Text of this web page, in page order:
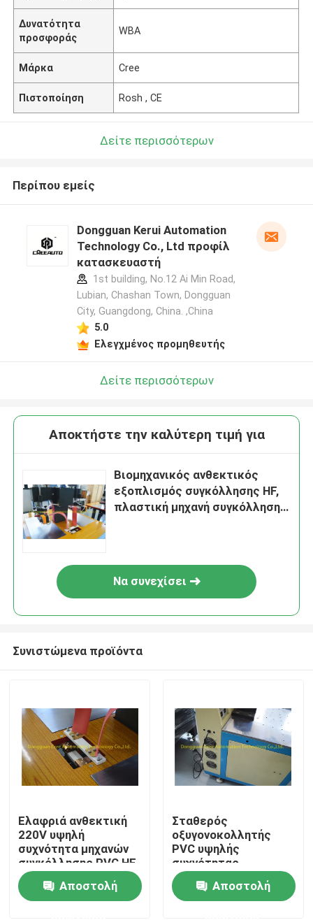
Σπίτι
Προϊόντα
Δυνατότητα
προσφοράς
WBA
Μάρκα Cree
Πιστοποίηση Rosh , CE
Δείτε περισσότερων
Περίπου εμείς
Dongguan Kerui Automation
Technology Co., Ltd προφίλ
κατασκευαστή
1st building, No.12 Ai Min Road,
Lubian, Chashan Town, Dongguan
City, Guangdong, China. ,China
5.0
Ελεγχμένος προμηθευτής
Δείτε περισσότερων
Αποκτήστε την καλύτερη τιμή για
Βιομηχανικός ανθεκτικός
εξοπλισμός συγκόλλησης HF,
πλαστική μηχανή συγκόλλησης
Να συνεχίσει
Συνιστώμενα προϊόντα
Ελαφριά ανθεκτική
220V υψηλή
συχνότητα μηχανών
συγκόλλησης PVC HF
Αποστολή
Σταθερός
οξυγονοκολλητής
PVC υψηλής
συχνότητας
εναλλασσόμενου
ρεύματος για πολλές
χρήσεις με 2-8m/Min
Αποστολή